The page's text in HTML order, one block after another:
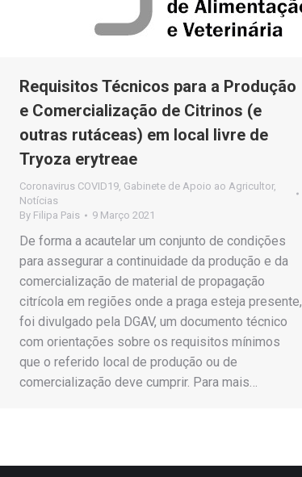
Requisitos Técnicos para a Produção
e Comercialização de Citrinos (e
outras rutáceas) em local livre de
Tryoza erytreae
Coronavirus COVID19, Gabinete de Apoio ao Agricultor,
Notícias
By Filipa Pais 9 Março 2021
De forma a acautelar um conjunto de condições
para assegurar a continuidade da produção e da
comercialização de material de propagação
citrícola em regiões onde a praga esteja presente,
foi divulgado pela DGAV, um documento técnico
com orientações sobre os requisitos mínimos
que o referido local de produção ou de
comercialização deve cumprir. Para mais…